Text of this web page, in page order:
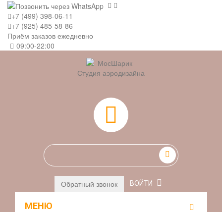
+7 (499) 398-06-11
+7 (925) 485-58-86
Приём заказов ежедневно
09:00-22:00
Студия аэродизайна
Обратный звонок ВОЙТИ
МЕНЮ